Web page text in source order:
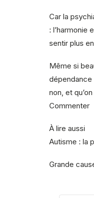
Car la
: l’harmonie
sentir plus
Même si
dépendance
non, et
Commenter
À lire aussi
Autisme : la
Grande